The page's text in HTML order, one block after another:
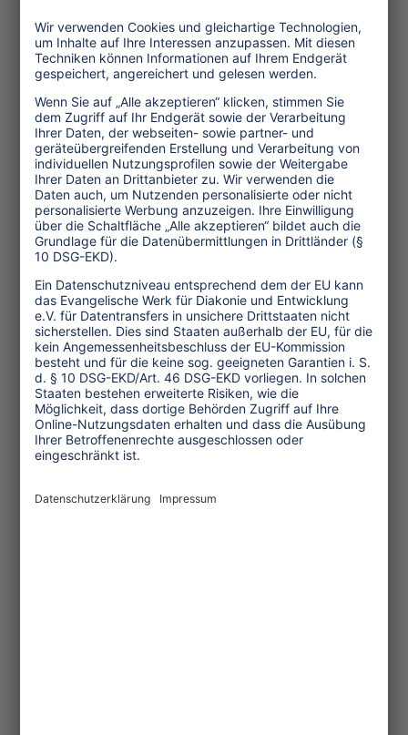
40.000 jährlichen Besucher*innen als
„einsam und mysteriös, im Dschungel
verborgen“, machen sich die
die regional-sozialen Auswirkungen der
somit generierten Erwartungshaltung
(ganz abgesehen von den tagtäglich zu
bewältigenden Touristenströmen). Über
den Zusammenbruch zentraler
Infrastrukturen wie Wasserversorgung,
Abfallentsorgung, Verkehrsregelung
touristischen Regionen wird zwar
inzwischen öfter, aber immer noch viel
zu wenig berichtet.
Die Exotisierung und Stilisierung
bestimmter (meist historischer)
Kulturgüter zu glorreichen vergangenen
Objekten befördert die Wahrnehmung
macht die Belange der heutigen